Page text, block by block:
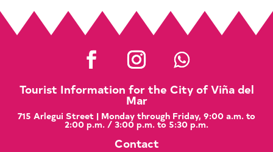
Tourist Information for the City of Viña del
Mar
715 Arlegui Street | Monday through Friday, 9:00 a.m. to
2:00 p.m. / 3:00 p.m. to 5:30 p.m.
Contact